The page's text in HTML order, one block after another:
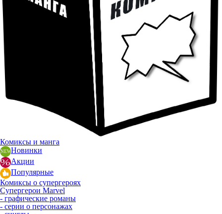
Комиксы и манга
Новинки
Акции
Популярные
Комиксы о супергероях
Супергерои Marvel
- графические романы
- серии о персонажах